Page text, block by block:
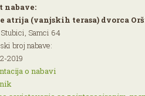
nabave:
atrija (vanjskih terasa) dvorca
Samci 64
broj nabave:
2019
o nabavi